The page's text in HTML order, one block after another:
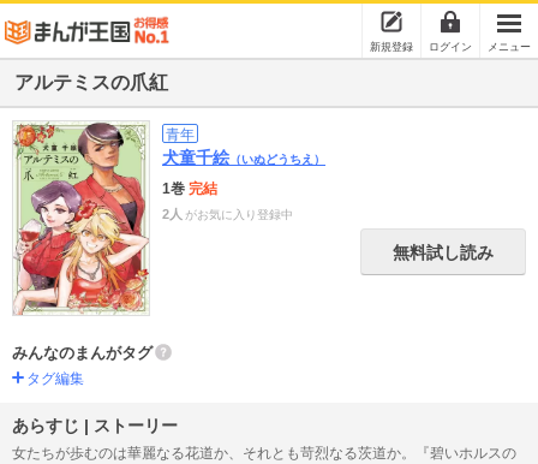
新規登録 ログイン メニュー
アルテミスの爪紅
青年
犬童千絵 （いぬどうちえ）
1巻 完結
2人 がお気に入り登録中
無料試し読み
みんなのまんがタグ
タグ編集
あらすじ | ストーリー
女たちが歩むのは華麗なる花道か、それとも苛烈なる茨道か。『碧いホルスの